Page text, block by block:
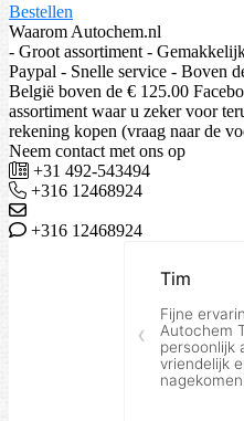
Bestellen
Waarom Autochem.nl
- Groot assortiment -
Paypal - Snelle service - Boven
België boven de € 125.00
assortiment waar u zeker voor
rekening kopen (vraag naar de
Neem contact met ons op
+31 492-543494
+316 12468924
+316 12468924